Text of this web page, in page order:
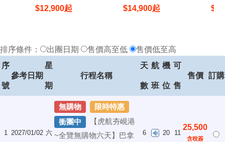
$12,900起 $14,900起 $
排序條件： 出團日期 售價高至低
售價低至高
序
號
參考日期
星
期
行程名稱
天
數
航
班
機
位
可
售
售價 訂購
1 2027/01/02 六
無購物
限時特惠
衝團中
【虎航夯峴港
~全覽無購物六天】巴拿
6 20 11
25,500
含稅簽